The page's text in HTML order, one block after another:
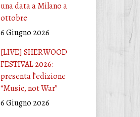
una data a Milano a
ottobre
6 Giugno 2026
[LIVE] SHERWOOD
FESTIVAL 2026:
presenta l’edizione
“Music, not War”
6 Giugno 2026